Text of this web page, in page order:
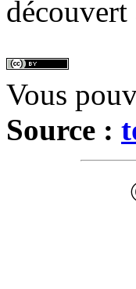
Vous
Source :